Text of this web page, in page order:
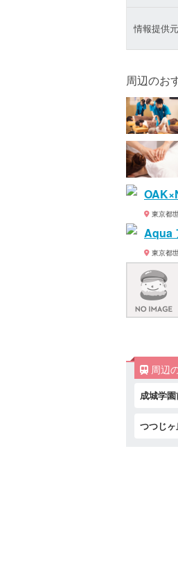
情報提供元
周辺のお
東京都
Aqua
東京都
周辺
成城学
つつじ